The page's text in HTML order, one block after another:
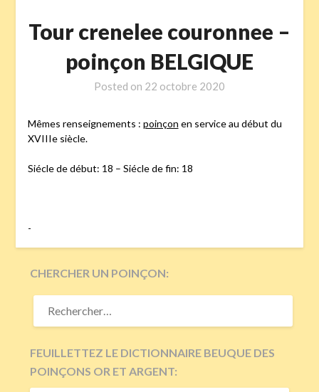
Tour crenelee couronnee –
poinçon BELGIQUE
Posted on 22 octobre 2020
Mêmes renseignements : poinçon en service au début du
XVIIIe siècle.
Siécle de début: 18 – Siécle de fin: 18
-
CHERCHER UN POINÇON:
RECHERCHER :
FEUILLETTEZ LE DICTIONNAIRE BEUQUE DES
POINÇONS OR ET ARGENT: